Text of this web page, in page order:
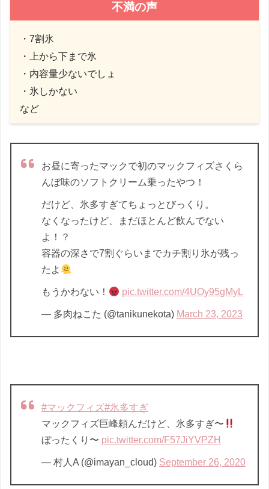
不満の声
・7割氷
・上から下まで氷
・内容量少ないでしょ
・氷しかない
など
お昼に寄ったマックで初のマックフィズさくら
んぼ味のソフトクリーム乗ったやつ！
だけど、氷多すぎてちょっとびっくり。
なくなったけど、まだほとんど飲んでない
よ！？
容器の深さで7割ぐらいまでカチ割り氷が残っ
たよ
もうかわない！ pic.twitter.com/4UOy95gMyL
— 多肉ねこた (@tanikunekota) March 23, 2023
#マックフィズ#氷多すぎ
マックフィズ巨峰頼んだけど、氷多すぎ〜
ぼったくり〜 pic.twitter.com/F57JiYVPZH
— 村人A (@imayan_cloud) September 26, 2020